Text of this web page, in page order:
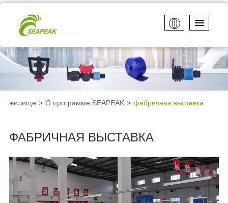
жилище О программе SEAPEAK фабричная выставка
ФАБРИЧНАЯ ВЫСТАВКА